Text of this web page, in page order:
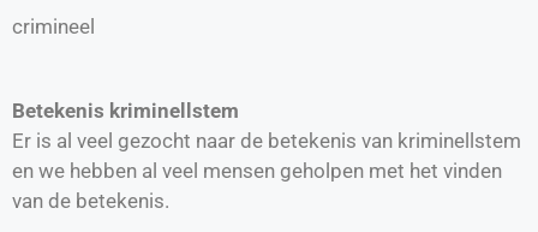
crimineel
Betekenis kriminellstem
Er is al veel gezocht naar de betekenis van kriminellstem
en we hebben al veel mensen geholpen met het vinden
van de betekenis.